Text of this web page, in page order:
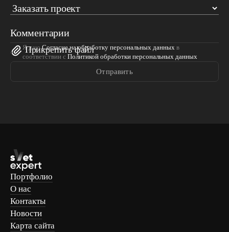
Комментарии
Прикрепить файл
Отправить
Я даюСогласие на обработку персональных данных в
соответствии с Политикой обработки персональных данных
Портфолио
О нас
Контакты
Новости
Карта сайта